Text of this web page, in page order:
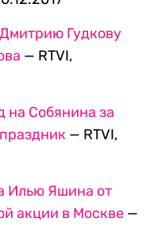
Гудкову
— RTVI,
на Собянина за
— RTVI,
Илью Яшина от
акции в Москве —